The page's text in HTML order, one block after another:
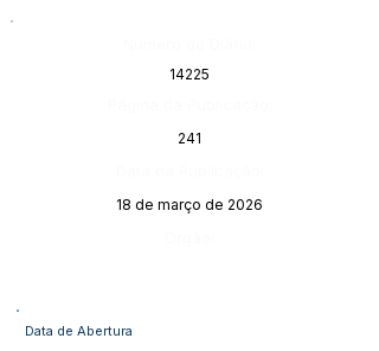
14225
241
18 de março de 2026
Data de Abertura